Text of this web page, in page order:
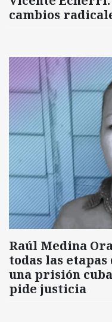
cambios
Raúl Medina
todas las etapas
una prisión
pide justicia